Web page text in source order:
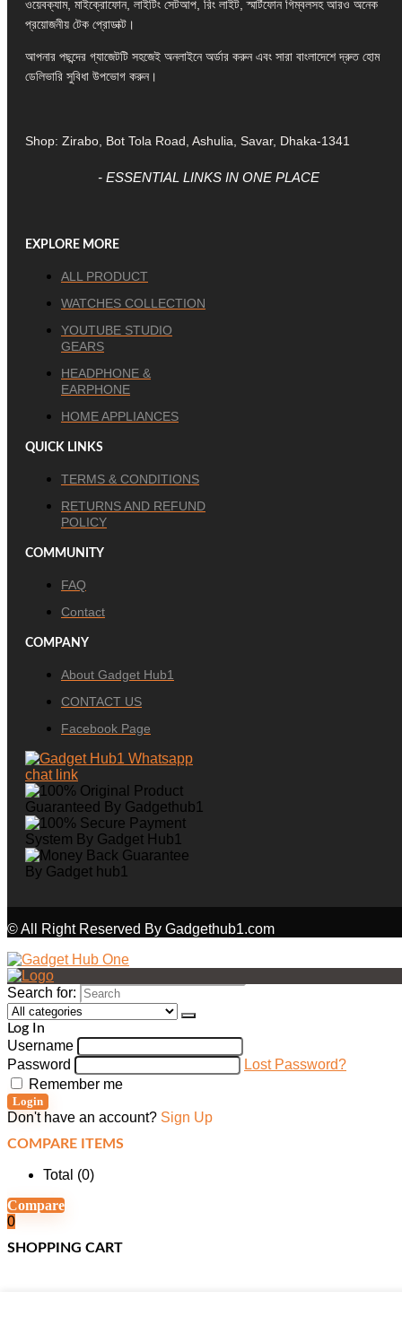
ওয়েবক্যাম, মাইক্রোফোন, লাইটিং সেটআপ, রিং লাইট, স্মার্টফোন গিম্বলসহ আরও অনেক
প্রয়োজনীয় টেক প্রোডাক্ট।
আপনার পছন্দের গ্যাজেটটি সহজেই অনলাইনে অর্ডার করুন এবং সারা বাংলাদেশে দ্রুত হোম
ডেলিভারি সুবিধা উপভোগ করুন।
Shop: Zirabo, Bot Tola Road, Ashulia, Savar, Dhaka-1341
- ESSENTIAL LINKS IN ONE PLACE
EXPLORE MORE
ALL PRODUCT
WATCHES COLLECTION
YOUTUBE STUDIO
GEARS
HEADPHONE &
EARPHONE
HOME APPLIANCES
QUICK LINKS
TERMS & CONDITIONS
RETURNS AND REFUND
POLICY
COMMUNITY
FAQ
Contact
COMPANY
About Gadget Hub1
CONTACT US
Facebook Page
© All Right Reserved By Gadgethub1.com
Search for:
Log In
Username
Password
Lost Password?
Remember me
Login
Don't have an account? Sign Up
COMPARE ITEMS
Total (0)
Compare
0
SHOPPING CART